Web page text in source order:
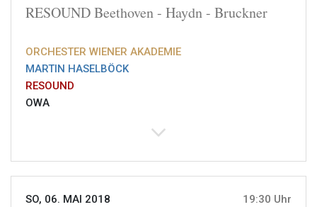
RESOUND Beethoven - Haydn - Bruckner
ORCHESTER WIENER AKADEMIE
MARTIN HASELBÖCK
RESOUND
OWA
SO, 06. MAI 2018 19:30 Uhr